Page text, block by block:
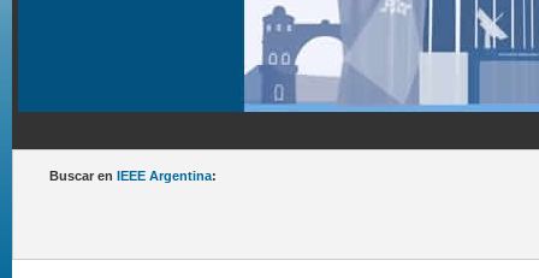
Buscar en IEEE Argentina: